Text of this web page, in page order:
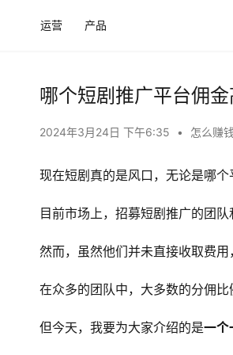
运营 产品
哪个短剧推广平台佣
2024年3月24日 下午6:35 • 怎么赚钱
现在短剧真的是风口，无论是哪
目前市场上，招募短剧推广的团
然而，虽然他们并未直接收取费用
在众多的团队中，大多数的分佣
但今天，我要为大家介绍的是一个